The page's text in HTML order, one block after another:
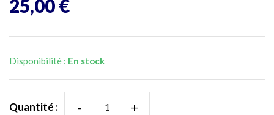
25,00 €
Disponibilité : En stock
Quantité : - +